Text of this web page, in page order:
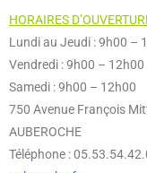
HORAIRES
Lundi au Jeudi : 9h00 –
Vendredi : 9h00 –
Samedi : 9h00 – 12h00
750 Avenue François
AUBEROCHE
Téléphone :